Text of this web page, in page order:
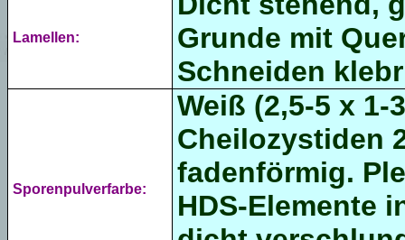
Lamellen:
Grunde mit
Schneiden
Sporenpulverfarbe:
Weiß (2,5-5 x
Cheilozystiden
fadenförmig.
HDS-Elemente